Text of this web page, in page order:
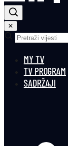
✕
MY TV
TV PROGRAM
SADRŽAJI